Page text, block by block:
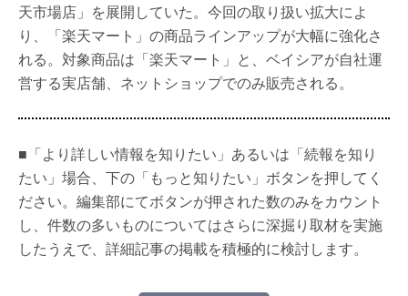
天市場店」を展開していた。今回の取り扱い拡大によ
り、「楽天マート」の商品ラインアップが大幅に強化さ
れる。対象商品は「楽天マート」と、ベイシアが自社運
営する実店舗、ネットショップでのみ販売される。
■「より詳しい情報を知りたい」あるいは「続報を知り
たい」場合、下の「もっと知りたい」ボタンを押してく
ださい。編集部にてボタンが押された数のみをカウント
し、件数の多いものについてはさらに深掘り取材を実施
したうえで、詳細記事の掲載を積極的に検討します。